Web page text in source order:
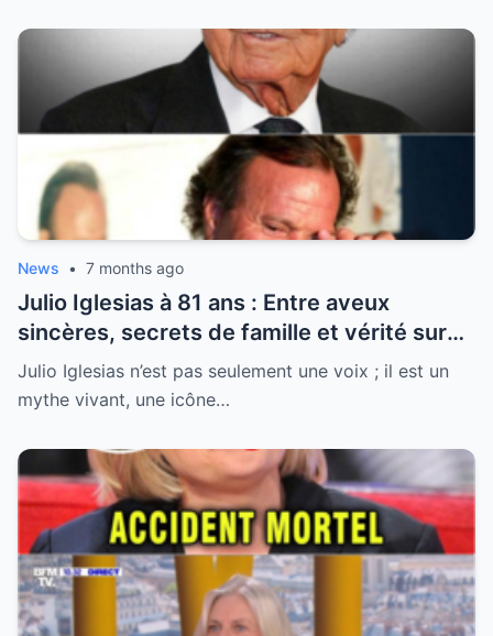
News • 7 months ago
Julio Iglesias à 81 ans : Entre aveux
sincères, secrets de famille et vérité sur
sa santé, la légende se livre enfin
Julio Iglesias n’est pas seulement une voix ; il est un
mythe vivant, une icône…